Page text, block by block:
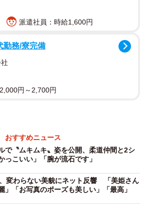
ロイデンVVにかつて所属していた中
手がゴールを決めたことで、喜びも
さん観ましたか。だってあそこか
派遣社員：時給1,600円
勤務/寮完備
円～2,700円
おすすめニュース
で〝ムキムキ〟姿を公開、柔道仲間と2シ
っこいい」「腕が流石です」
変わらない美貌にネット反響 「美姫さん
」「お写真のポーズも美しい」「最高」